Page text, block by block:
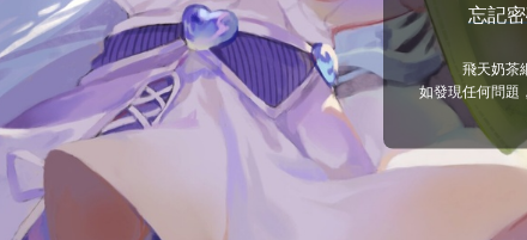
忘記
飛天奶茶
如發現任何問題